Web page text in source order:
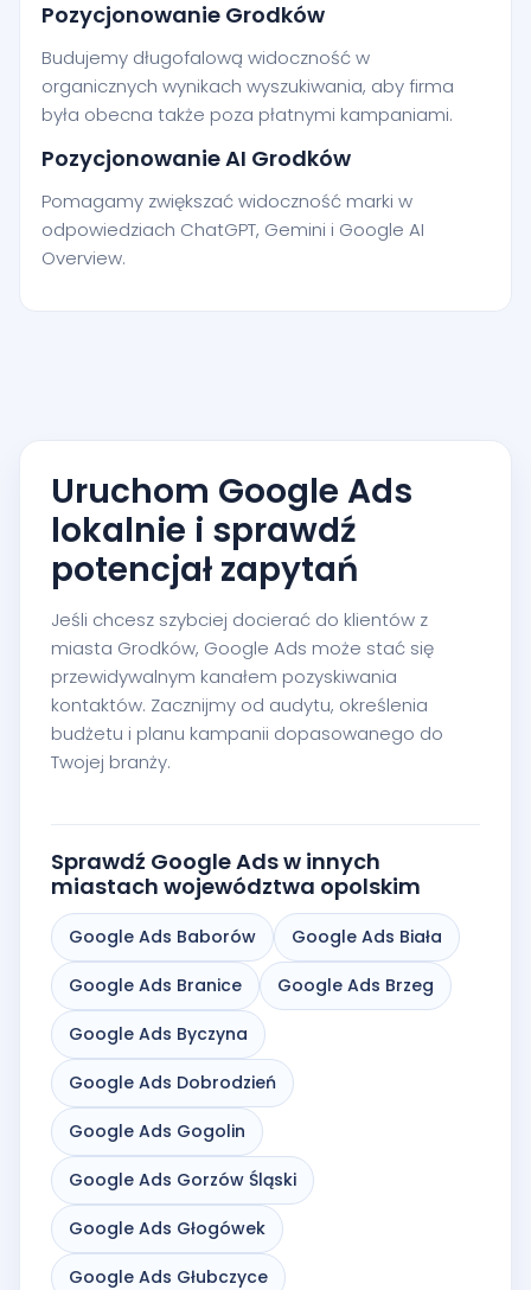
Pozycjonowanie Grodków
Budujemy długofalową widoczność w
organicznych wynikach wyszukiwania, aby firma
była obecna także poza płatnymi kampaniami.
Pozycjonowanie AI Grodków
Pomagamy zwiększać widoczność marki w
odpowiedziach ChatGPT, Gemini i Google AI
Overview.
Uruchom Google Ads
lokalnie i sprawdź
potencjał zapytań
Jeśli chcesz szybciej docierać do klientów z
miasta Grodków, Google Ads może stać się
przewidywalnym kanałem pozyskiwania
kontaktów. Zacznijmy od audytu, określenia
budżetu i planu kampanii dopasowanego do
Twojej branży.
Sprawdź Google Ads w innych
miastach województwa opolskim
Google Ads Baborów Google Ads Biała
Google Ads Branice Google Ads Brzeg
Google Ads Byczyna
Google Ads Dobrodzień
Google Ads Gogolin
Google Ads Gorzów Śląski
Google Ads Głogówek
Google Ads Głubczyce